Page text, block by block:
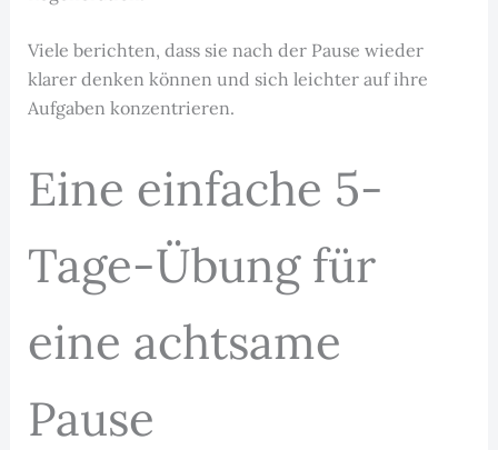
Viele berichten, dass sie nach der Pause wieder
klarer denken können und sich leichter auf ihre
Aufgaben konzentrieren.
Eine einfache 5-
Tage-Übung für
eine achtsame
Pause